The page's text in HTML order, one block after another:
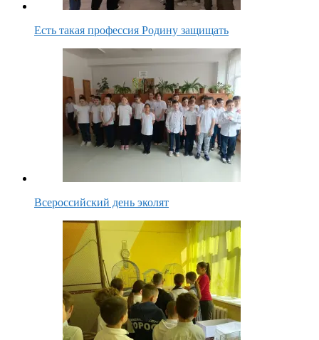
Есть такая профессия Родину защищать
Всероссийский день эколят